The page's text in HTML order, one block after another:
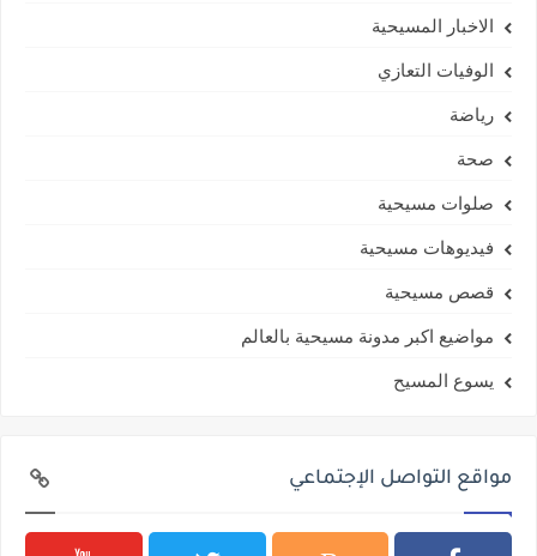
الاخبار المسيحية
الوفيات التعازي
رياضة
صحة
صلوات مسيحية
فيديوهات مسيحية
قصص مسيحية
مواضيع اكبر مدونة مسيحية بالعالم
يسوع المسيح
مواقع التواصل الإجتماعي